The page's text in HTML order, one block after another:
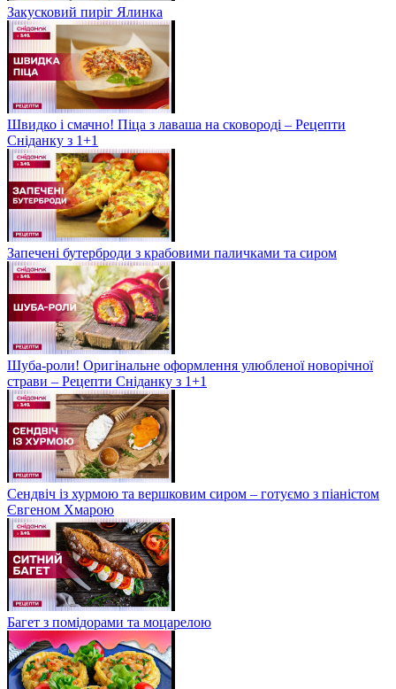
Закусковий пиріг Ялинка
Швидко і смачно! Піца з лаваша на сковороді – Рецепти
Сніданку з 1+1
Запечені бутерброди з крабовими паличками та сиром
Шуба-роли! Оригінальне оформлення улюбленої новорічної
страви – Рецепти Сніданку з 1+1
Сендвіч із хурмою та вершковим сиром – готуємо з піаністом
Євгеном Хмарою
Багет з помідорами та моцарелою